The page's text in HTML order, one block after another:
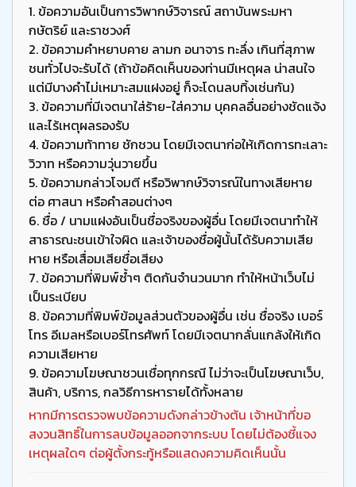
1. ข้อความอันเป็นการวิพากษ์วิจารณ์ สถาบันพระมหา
กษัตริย์ และราชวงศ์
2. ข้อความคำหยาบคาย ลามก อนาจาร ทะลึ่ง เกินที่สุภาพ
ชนทั่วไปจะรับได้ (ถ้าข้อคิดเห็นของท่านมีเหตุผล น่าสนใจ
แต่มีบางคำไม่เหมาะสมแฝงอยู่ ก็จะโดนลบทิ้งเช่นกัน)
3. ข้อความที่มีเจตนาใส่ร้าย-ใส่ความ บุคคลอื่นอย่างชัดแจ้ง
และไร้เหตุผลรองรับ
4. ข้อความท้าทาย ชักชวน โดยมีเจตนาก่อให้เกิดการทะเลาะ
วิวาท หรือความวุ่นวายขึ้น
5. ข้อความกล่าวโจมตี หรือวิพากษ์วิจารณ์ในทางเสียหาย
ต่อ ศาสนา หรือคำสอนต่างๆ
6. ชื่อ / นามแฝงอันเป็นชื่อจริงของผู้อื่น โดยมีเจตนาทำให้
สาธารณะชนเข้าใจผิด และเจ้าของชื่อผู้นั้นได้รับความเสีย
หาย หรือเสื่อมเสียชื่อเสียง
7. ข้อความที่พิมพ์ซ้ำๆ ติดกันจำนวนมาก ทำให้หน้าเว็บไม่
เป็นระเบียบ
8. ข้อความที่พิมพ์ข้อมูลส่วนตัวของผู้อื่น เช่น ชื่อจริง เบอร์
โทร อีเมลหรือเบอร์โทรศัพท์ โดยมีเจตนากลั่นแกล้งให้เกิด
ความเสียหาย
9. ข้อความโฆษณาชวนเชื่อทุกกรณี ไม่ว่าจะเป็นโฆษณาเว็บ,
สินค้า, บริการ, กลวิธีการหารายได้ทั้งหลาย
หากมีการตรวจพบข้อความดังกล่าวข้างต้น เจ้าหน้าที่ขอ
สงวนสิทธิ์ในการลบข้อมูลออกจากระบบ โดยไม่ต้องชี้แจง
เหตุผลใดๆ ต่อผู้ตั้งกระทู้หรือแสดงความคิดเห็นนั้น